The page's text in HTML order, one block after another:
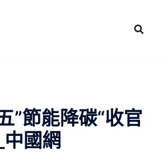
”節能降碳“收官
國網